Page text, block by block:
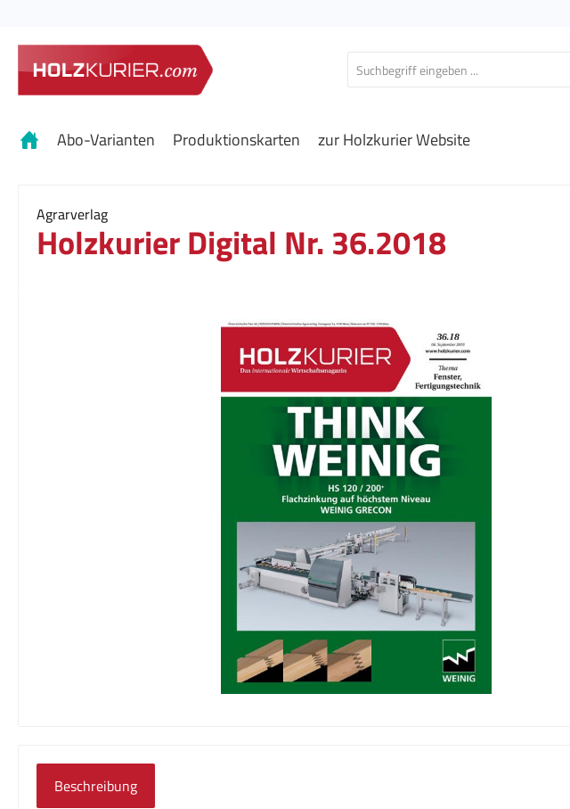
Abo-Varianten Produktionskarten zur Holzkurier Website
Agrarverlag
Holzkurier Digital Nr. 36.2018
Beschreibung